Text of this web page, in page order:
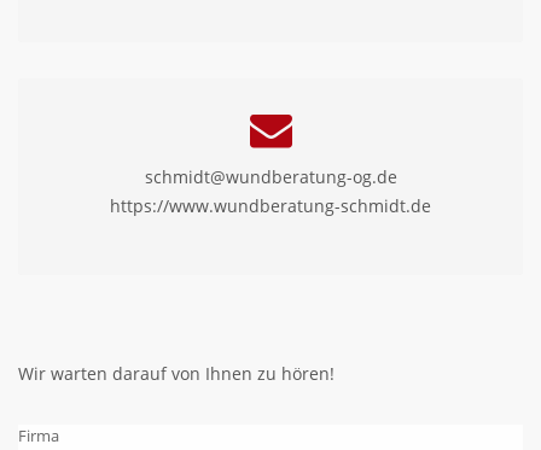
schmidt@wundberatung-og.de
https://www.wundberatung-schmidt.de
Wir warten darauf von Ihnen zu hören!
Firma